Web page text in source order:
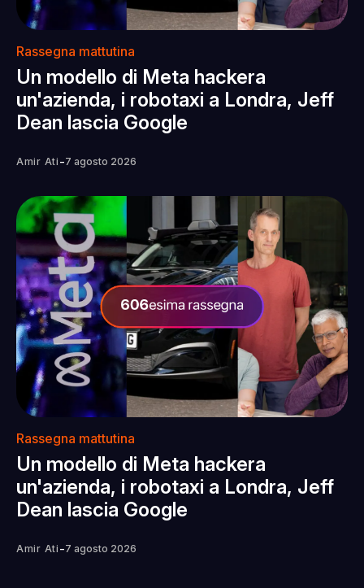
Rassegna mattutina
Un modello di Meta hackera
un'azienda, i robotaxi a Londra, Jeff
Dean lascia Google
Amir Ati -7 agosto 2026
Rassegna mattutina
Un modello di Meta hackera
un'azienda, i robotaxi a Londra, Jeff
Dean lascia Google
Amir Ati -7 agosto 2026